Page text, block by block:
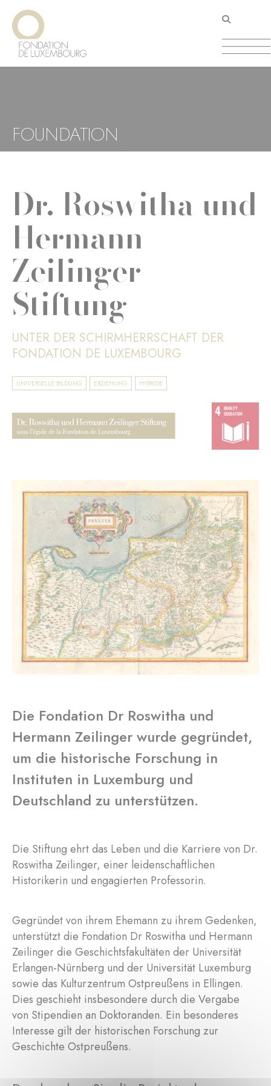
Direkt
zum
Inhalt
FOUNDATION
Dr. Roswitha und
Hermann
Zeilinger
Stiftung
UNTER DER SCHIRMHERRSCHAFT DER
FONDATION DE LUXEMBOURG
UNIVERSELLE BILDUNG ERZIEHUNG HYBRIDE
Die Fondation Dr Roswitha und
Hermann Zeilinger wurde gegründet,
um die historische Forschung in
Instituten in Luxemburg und
Deutschland zu unterstützen.
Die Stiftung ehrt das Leben und die Karriere von Dr.
Roswitha Zeilinger, einer leidenschaftlichen
Historikerin und engagierten Professorin.
Gegründet von ihrem Ehemann zu ihrem Gedenken,
unterstützt die Fondation Dr Roswitha und Hermann
Zeilinger die Geschichtsfakultäten der Universität
Erlangen-Nürnberg und der Universität Luxemburg
sowie das Kulturzentrum Ostpreußens in Ellingen.
Dies geschieht insbesondere durch die Vergabe
von Stipendien an Doktoranden. Ein besonderes
Interesse gilt der historischen Forschung zur
Geschichte Ostpreußens.
Cookie-Einstellungen